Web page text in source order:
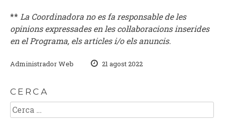
** La Coordinadora no es fa responsable de les
opinions expressades en les col·laboracions inserides
en el Programa, els articles i/o els anuncis.
Administrador Web 21 agost 2022
CERCA
Cerca: